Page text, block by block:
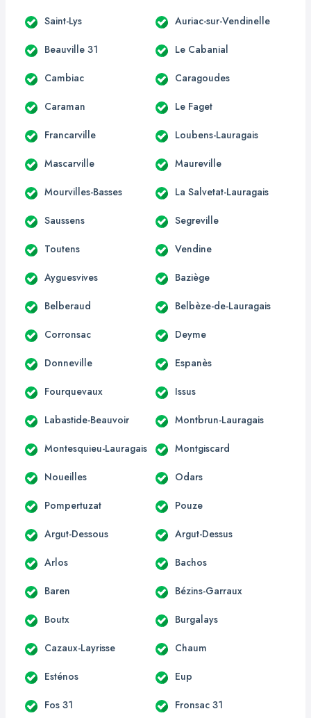
Saint-Lys Auriac-sur-Vendinelle
Beauville 31 Le Cabanial
Cambiac Caragoudes
Caraman Le Faget
Francarville Loubens-Lauragais
Mascarville Maureville
Mourvilles-Basses La Salvetat-Lauragais
Saussens Segreville
Toutens Vendine
Ayguesvives Baziège
Belberaud Belbèze-de-Lauragais
Corronsac Deyme
Donneville Espanès
Fourquevaux Issus
Labastide-Beauvoir Montbrun-Lauragais
Montesquieu-Lauragais Montgiscard
Noueilles Odars
Pompertuzat Pouze
Argut-Dessous Argut-Dessus
Arlos Bachos
Baren Bézins-Garraux
Boutx Burgalays
Cazaux-Layrisse Chaum
Esténos Eup
Fos 31 Fronsac 31